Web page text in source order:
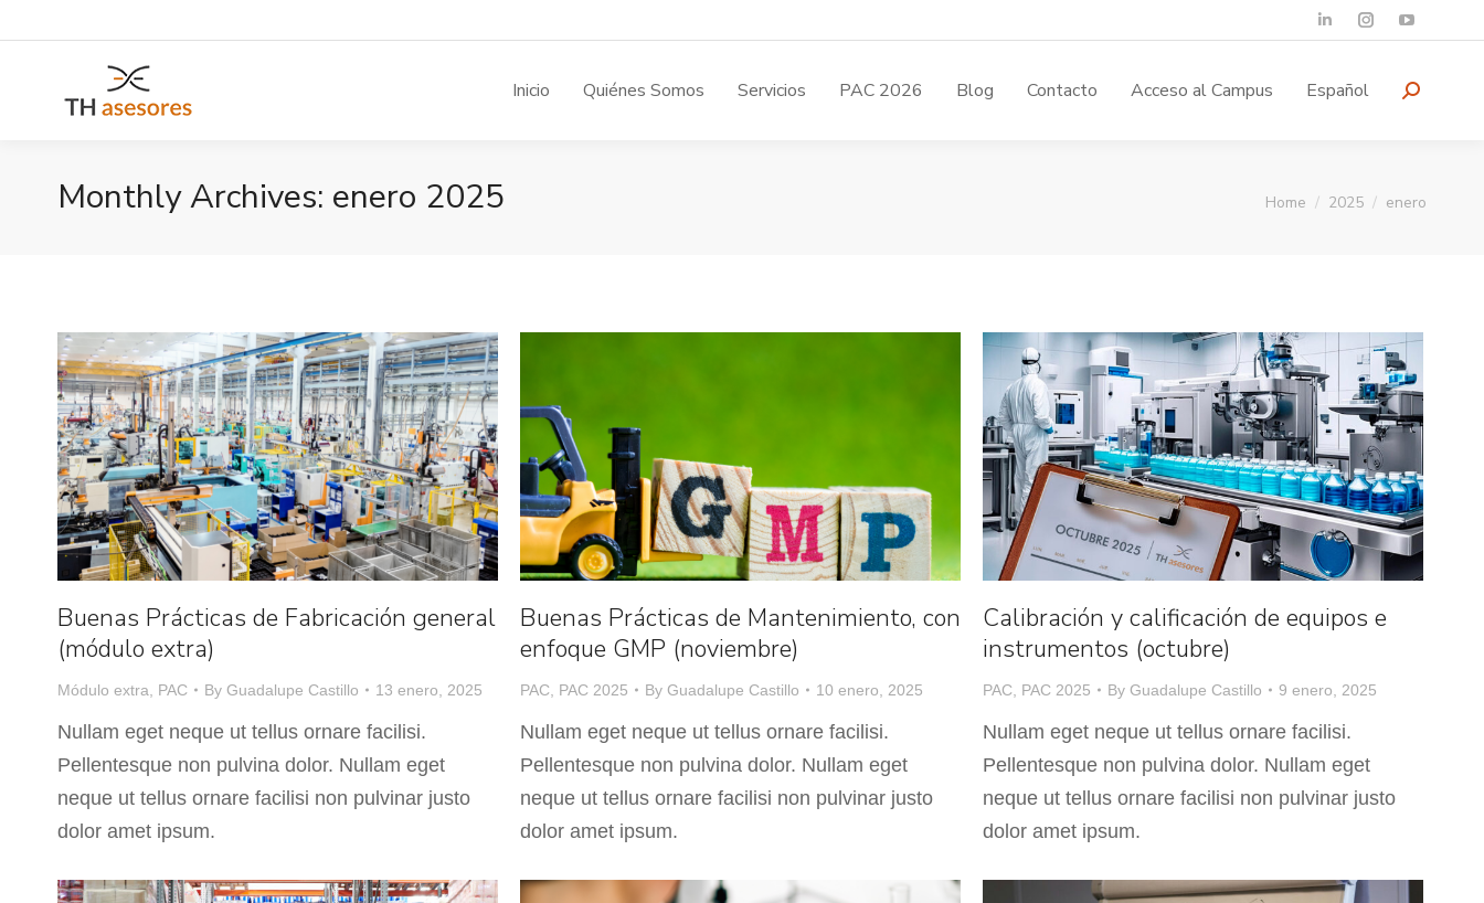
Inicio Quiénes Somos Servicios PAC 2026 Blog Contacto Acceso al Campus Español
Monthly Archives: enero 2025 You are here:
Home 2025 enero
Buenas Prácticas de Fabricación general
(módulo extra)
Módulo extra PAC By Guadalupe Castillo 13 enero, 2025
Nullam eget neque ut tellus ornare facilisi.
Pellentesque non pulvina dolor. Nullam eget
neque ut tellus ornare facilisi non pulvinar justo
dolor amet ipsum.
Buenas Prácticas de Mantenimiento, con
enfoque GMP (noviembre)
PAC PAC 2025 By Guadalupe Castillo 10 enero, 2025
Nullam eget neque ut tellus ornare facilisi.
Pellentesque non pulvina dolor. Nullam eget
neque ut tellus ornare facilisi non pulvinar justo
dolor amet ipsum.
Calibración y calificación de equipos e
instrumentos (octubre)
PAC PAC 2025 By Guadalupe Castillo 9 enero, 2025
Nullam eget neque ut tellus ornare facilisi.
Pellentesque non pulvina dolor. Nullam eget
neque ut tellus ornare facilisi non pulvinar justo
dolor amet ipsum.